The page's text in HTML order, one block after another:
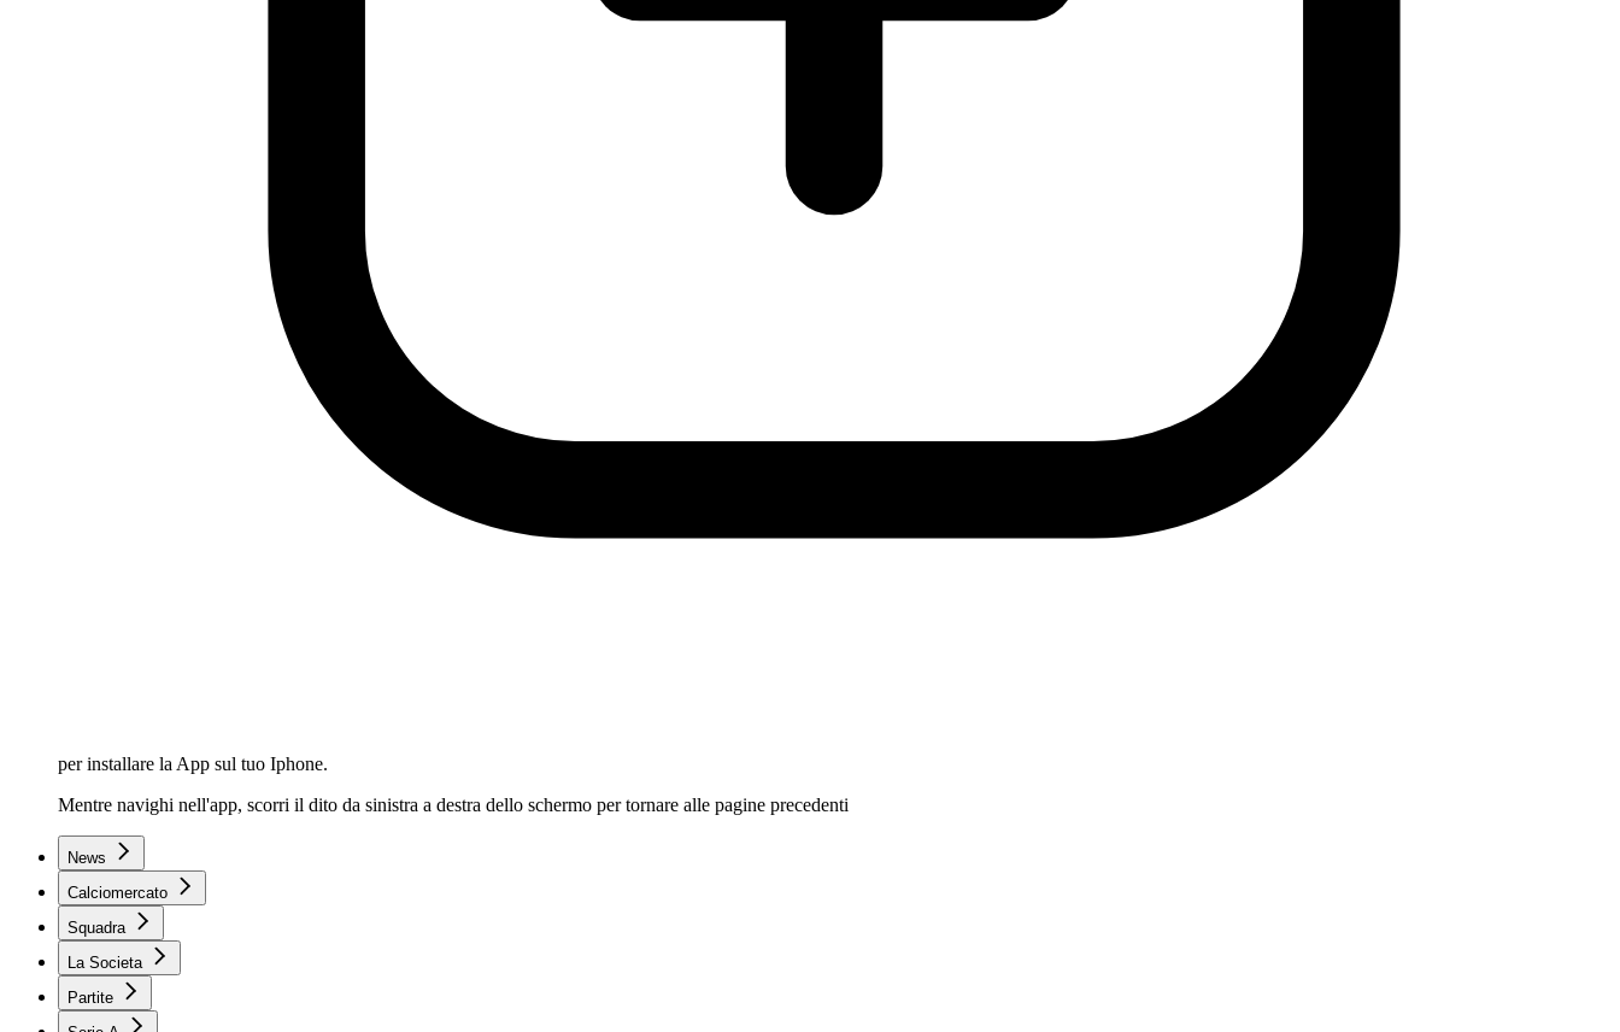
per installare la App sul tuo Iphone.
Mentre navighi nell'app, scorri il dito da sinistra a destra dello schermo per tornare alle pagine precedenti
News
Calciomercato
Squadra
La Societa
Partite